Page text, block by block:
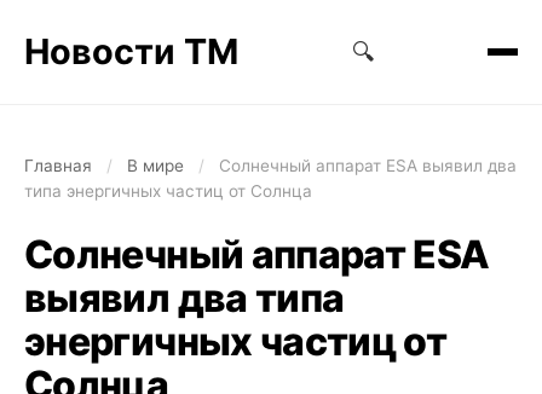
Новости ТМ 🔍
Главная / В мире /
Солнечный аппарат ESA выявил два
типа энергичных частиц от Солнца
Солнечный аппарат ESA
выявил два типа
энергичных частиц от